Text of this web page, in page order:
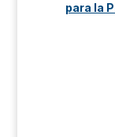
para la